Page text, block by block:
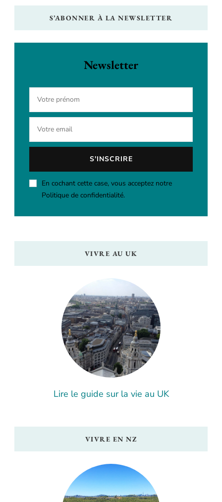
S’ABONNER À LA NEWSLETTER
Newsletter
En cochant cette case, vous acceptez notre
Politique de confidentialité.
VIVRE AU UK
Lire le guide sur la vie au UK
VIVRE EN NZ